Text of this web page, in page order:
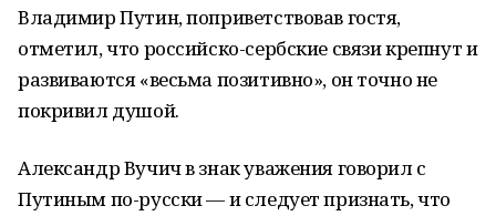
Владимир Путин, поприветствовав гостя,
отметил, что российско-сербские связи крепнут и
развиваются «весьма позитивно», он точно не
покривил душой.
Александр Вучич в знак уважения говорил с
Путиным по-русски — и следует признать, что